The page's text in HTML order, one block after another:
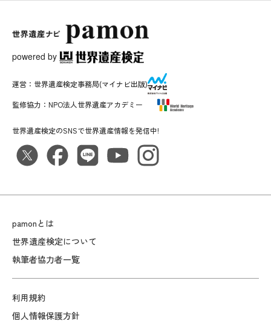
powered by
pamonとは
世界遺産検定について
執筆者協力者一覧
利用規約
個人情報保護方針
世界遺産検定のSNSで世界遺産情報を発信中!
運営： 世界遺産検定事務局(マイナビ出版)
監修協力： NPO法人世界遺産アカデミー